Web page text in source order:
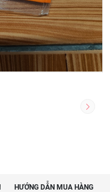
HƯỚNG DẪN MUA HÀNG